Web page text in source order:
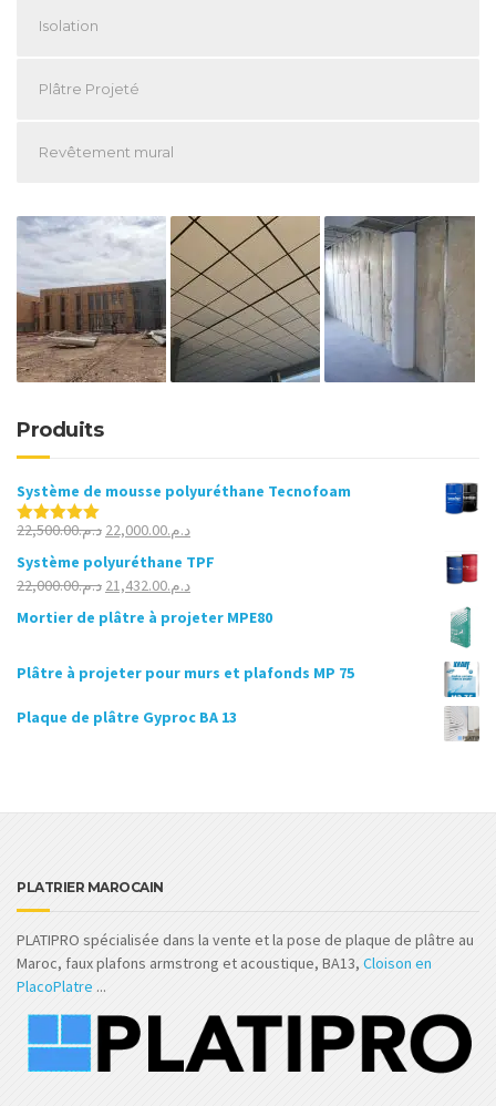
Isolation
Plâtre Projeté
Revêtement mural
Produits
Système de mousse polyuréthane Tecnofoam
Note5.00د.م.22,500.00
Le
prix
initial
était :
د.م.22,500.00.
د.م.22,000.00
Le
est :
Système polyuréthane TPF
د.م.22,000.00
Le
prix
د.م.22,000.00.
د.م.21,432.00
Le
prix
actuel
د.م.21,432.00.
Mortier de plâtre à projeter MPE80
Plâtre à projeter pour murs et plafonds MP 75
Plaque de plâtre Gyproc BA 13
PLATRIER MAROCAIN
PLATIPRO spécialisée dans la vente et la pose de plaque de plâtre au
Maroc, faux plafons armstrong et acoustique, BA13, Cloison en
PlacoPlatre ...